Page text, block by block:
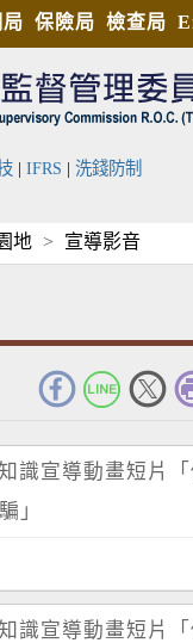
保險局 檢查局
| IFRS | 洗錢防制
地 宣導影音
識宣導動畫短片
」
識宣導動畫短片